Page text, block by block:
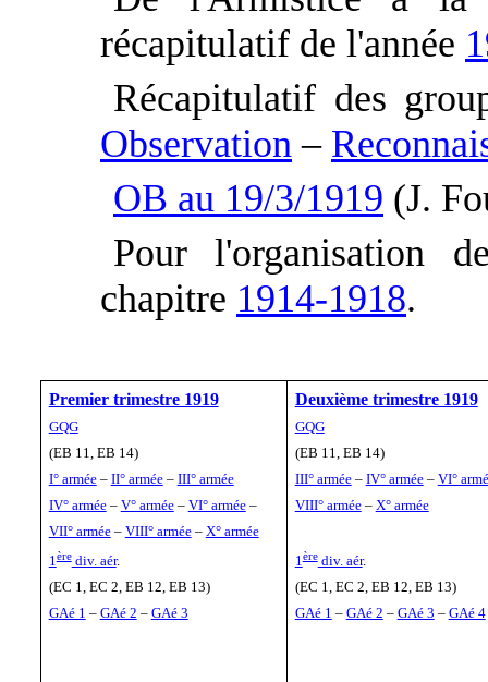
récapitulatif de l'année
Récapitulatif des
Observation –
OB au 19/3/1919 (J.
Pour l'organisation
chapitre 1914-1918.
Premier trimestre 1919
GQG
(EB 11, EB 14)
I° armée– II° armée– III° armée
IV° armée– V° armée– VI° armée–
VII° armée– VIII° armée– X° armée
1èrediv. aér.
(EC 1, EC 2, EB 12, EB 13)
GAé 1 – GAé 2 – GAé 3
Deuxième trimestre 1919
GQG
(EB 11, EB 14)
III° armée– IV° armée– VI°
VIII° armée– X° armée
1èrediv. aér.
(EC 1, EC 2, EB 12, EB 13)
GAé 1 – GAé 2 – GAé 3 – GAé 4